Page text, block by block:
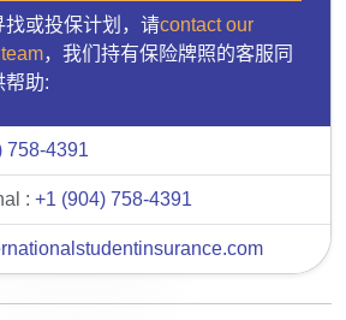
或投保计划，请contact our
，我们持有保险牌照的客服同
帮助:
758-4391
: +1 (904) 758-4391